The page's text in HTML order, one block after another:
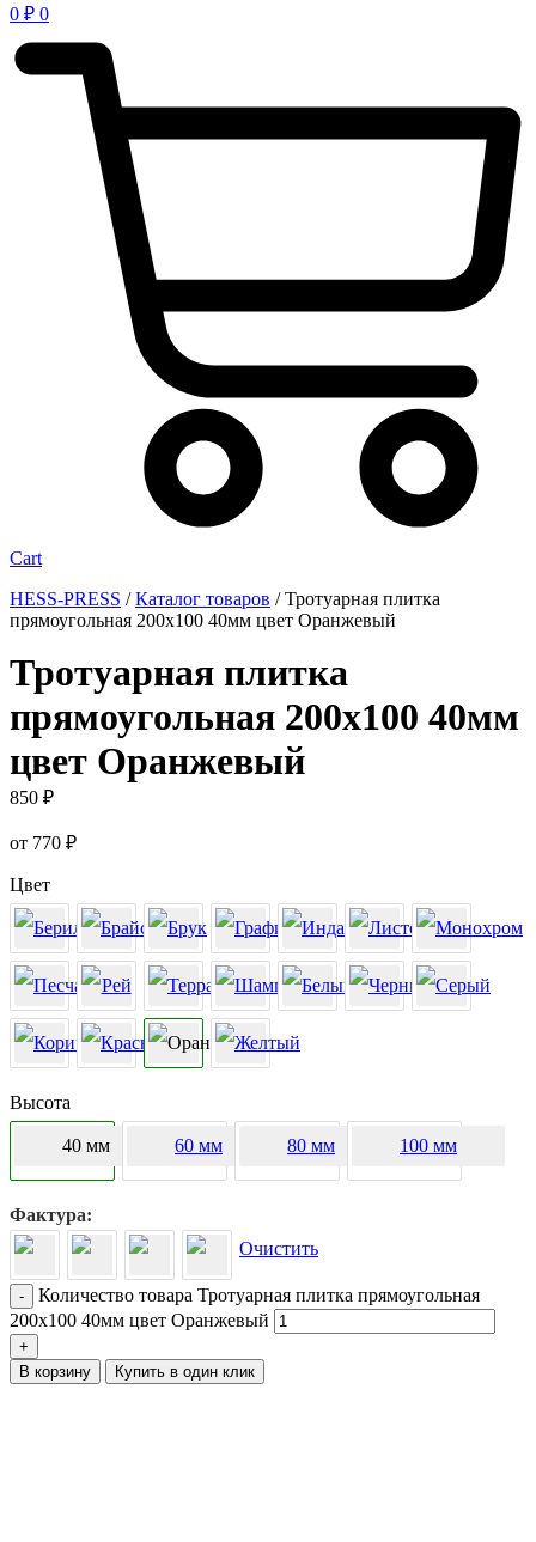
0 ₽ 0
Cart
HESS-PRESS /Каталог товаров /Тротуарная плитка
прямоугольная 200х100 40мм цвет Оранжевый
Тротуарная плитка
прямоугольная 200х100 40мм
цвет Оранжевый
850 ₽
от 770 ₽
Цвет
Высота
40 мм 60 мм 80 мм 100 мм
Фактура
Очистить
-
Количество товара Тротуарная плитка прямоугольная
200х100 40мм цвет Оранжевый
+
В корзину
Купить в один клик